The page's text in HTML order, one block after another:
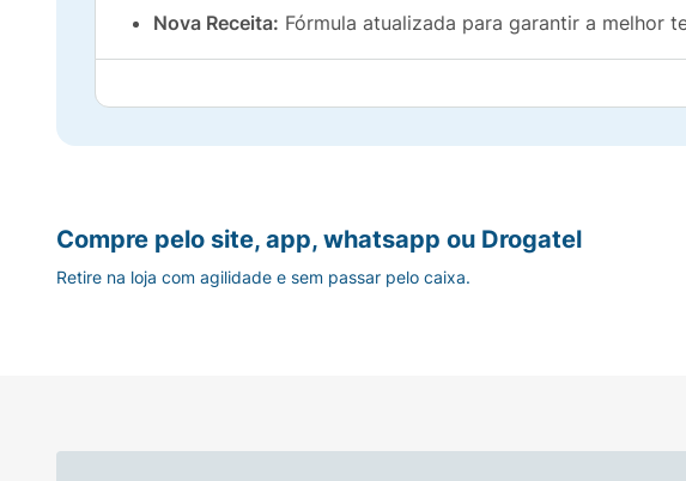
Nova Receita: Fórmula atualizada para garantir a melhor
Ingredientes reais e inteiros que
A uva passa adiciona um dulçor natural
Praticidade 30g:Tamanho ideal para carregar sempre
Compre pelo site, app, whatsapp ou Drogatel
Retire na loja com agilidade e sem passar pelo caixa.